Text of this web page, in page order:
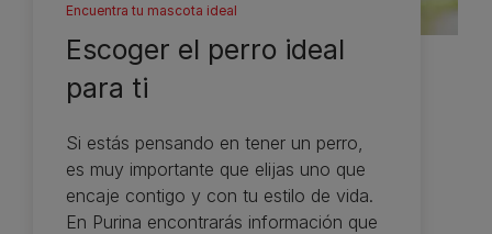
Encuentra tu mascota ideal
Escoger el perro ideal
para ti
Si estás pensando en tener un perro,
es muy importante que elijas uno que
encaje contigo y con tu estilo de vida.
En Purina encontrarás información que